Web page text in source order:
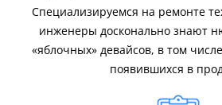
Специализируемся на ремонте
инженеры досконально знают
«яблочных» девайсов, в том
появившихся в